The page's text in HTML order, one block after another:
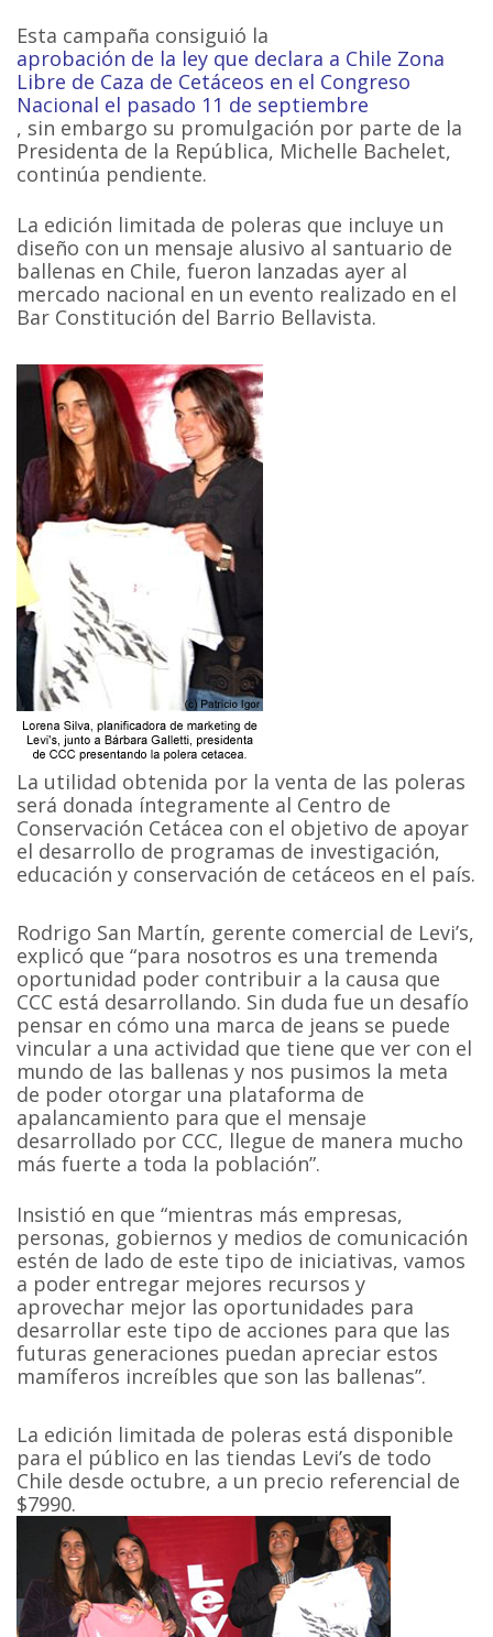
Esta campaña consiguió la
aprobación de la ley que declara a Chile Zona
Libre de Caza de Cetáceos en el Congreso
Nacional el pasado 11 de septiembre
, sin embargo su promulgación por parte de la
Presidenta de la República, Michelle Bachelet,
continúa pendiente.
La edición limitada de poleras que incluye un
diseño con un mensaje alusivo al santuario de
ballenas en Chile, fueron lanzadas ayer al
mercado nacional en un evento realizado en el
Bar Constitución del Barrio Bellavista.
La utilidad obtenida por la venta de las poleras
será donada íntegramente al Centro de
Conservación Cetácea con el objetivo de apoyar
el desarrollo de programas de investigación,
educación y conservación de cetáceos en el país.
Rodrigo San Martín, gerente comercial de Levi’s,
explicó que “para nosotros es una tremenda
oportunidad poder contribuir a la causa que
CCC está desarrollando. Sin duda fue un desafío
pensar en cómo una marca de jeans se puede
vincular a una actividad que tiene que ver con el
mundo de las ballenas y nos pusimos la meta
de poder otorgar una plataforma de
apalancamiento para que el mensaje
desarrollado por CCC, llegue de manera mucho
más fuerte a toda la población”.
Insistió en que “mientras más empresas,
personas, gobiernos y medios de comunicación
estén de lado de este tipo de iniciativas, vamos
a poder entregar mejores recursos y
aprovechar mejor las oportunidades para
desarrollar este tipo de acciones para que las
futuras generaciones puedan apreciar estos
mamíferos increíbles que son las ballenas”.
La edición limitada de poleras está disponible
para el público en las tiendas Levi’s de todo
Chile desde octubre, a un precio referencial de
$7990.